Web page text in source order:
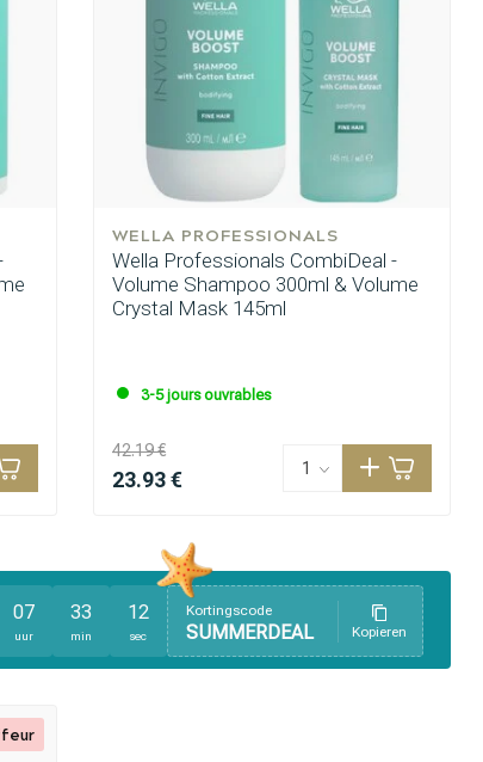
des cheveux
WELLA PROFESSIONALS
Wella Professionals CombiDeal -
Volume Shampoo 300ml & Volume
Crystal Mask 145ml
3-5 jours ouvrables
42.19 €
23.93 €
07
uur
33
min
11
sec
Kortingscode
SUMMERDEAL Kopieren